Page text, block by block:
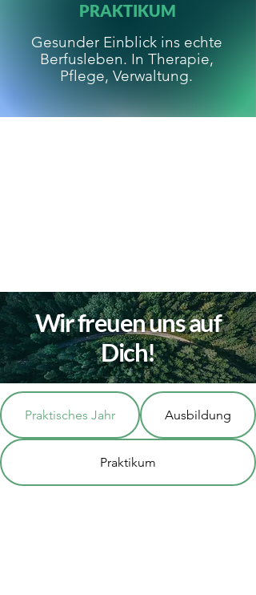
PRAKTIKUM
Gesunder Einblick ins echte
Berfusleben. In Therapie,
Pflege, Verwaltung.
Wir freuen uns auf
Dich!
Praktisches Jahr Ausbildung
Praktikum